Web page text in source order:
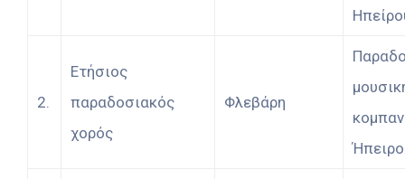
2.
Ετήσιος
παραδοσιακός
χορός
Φλεβάρη
Ήπειρο